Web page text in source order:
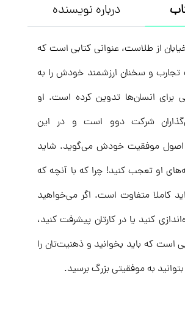
درباره نویسنده
از طلاست، عنوانی کتابی است که
و سخنان ارزشمند خودش را به
برای انسان‌ها تدوین کرده است. او
شرکت دوو است و در این
اصول موفقیت خودش می‌گوید. شاید
او تعجب کنید! چرا که با آنچه که
کاملا متفاوت است. اگر می‌خواهید
کنید یا در کارتان پیشرفت کنید،
است که باید بخوانید و ذهنیت‌تان را
به موفقیتی بزرگ برسید.